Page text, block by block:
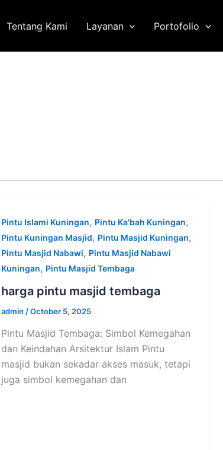
Tentang Kami Layanan Portofolio
Pintu Islami Kuningan, Pintu Ka'bah Kuningan,
Pintu Kuningan Masjid, Pintu Masjid Kuningan,
Pintu Masjid Nabawi, Pintu Masjid Nabawi
Kuningan, Pintu Masjid Tembaga
harga pintu masjid tembaga
admin /October 5, 2025
Pintu Masjid Tembaga: Simbol Kemegahan
dan Keindahan Arsitektur Islam Pintu
masjid bukan sekadar akses masuk, tetapi
juga simbol kemegahan dan